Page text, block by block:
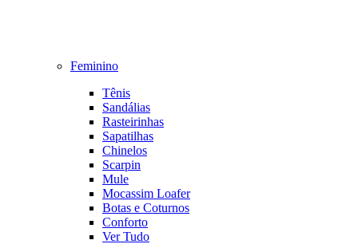
Feminino
Tênis
Sandálias
Rasteirinhas
Sapatilhas
Chinelos
Scarpin
Mule
Mocassim Loafer
Botas e Coturnos
Conforto
Ver Tudo